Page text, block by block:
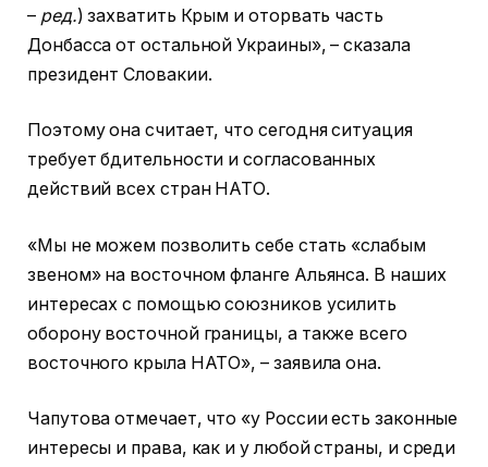
– ред.) захватить Крым и оторвать часть
Донбасса от остальной Украины», – сказала
президент Словакии.
Поэтому она считает, что сегодня ситуация
требует бдительности и согласованных
действий всех стран НАТО.
«Мы не можем позволить себе стать «слабым
звеном» на восточном фланге Альянса. В наших
интересах с помощью союзников усилить
оборону восточной границы, а также всего
восточного крыла НАТО», – заявила она.
Чапутова отмечает, что «у России есть законные
интересы и права, как и у любой страны, и среди